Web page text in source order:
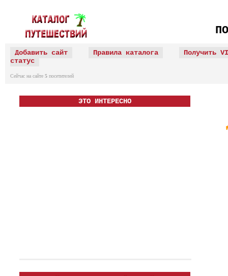
Добавить сайт Правила каталога
Получить
статус
Сейчас на сайте 5 посетителей
ЭТО ИНТЕРЕСНО